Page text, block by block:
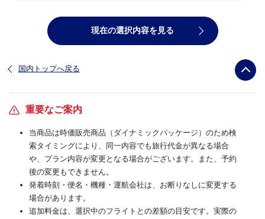
現在の選択内容を見る
国内トップへ戻る
重要なご案内
当商品は時価販売商品（ダイナミックパッケージ）のため検
索タイミングにより、同一内容でも旅行代金が異なる場合
や、プラン内容が変更となる場合がございます。また、予約
後の変更もできません。
発着時刻・便名・機種・運航会社は、お断りなしに変更する
場合があります。
追加料金は、選択中のフライトとの差額の目安です。実際の